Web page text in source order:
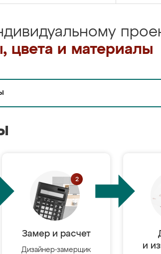
и материалы
Замер и расчет
Дизайнер-замерщик
и